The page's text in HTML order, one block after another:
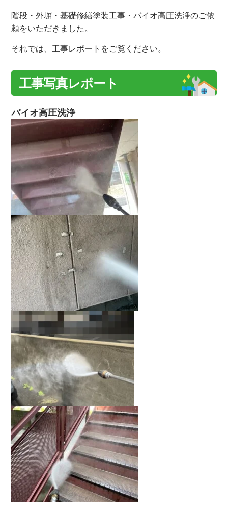
階段・外塀・基礎修繕塗装工事・バイオ高圧洗浄のご依
頼をいただきました。
それでは、工事レポートをご覧ください。
工事写真レポート
バイオ高圧洗浄